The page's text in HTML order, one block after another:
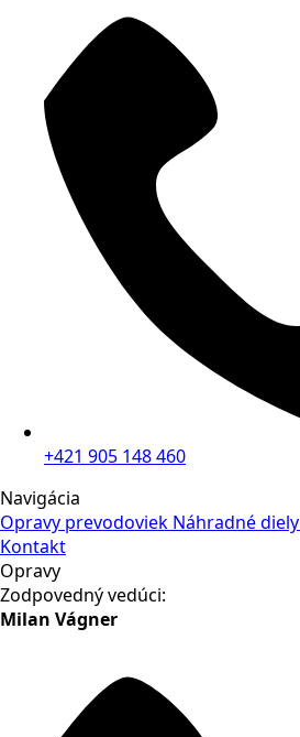
+421 905 148 460
Navigácia
Opravy prevodoviek Náhradné diely
Kontakt
Opravy
Zodpovedný vedúci:
Milan Vágner